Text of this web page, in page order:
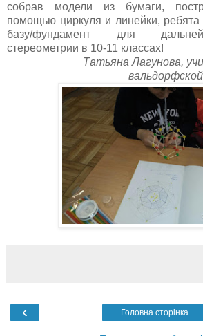
собрав модели из бумаги,
помощью циркуля и линейки,
базу/фундамент для
стереометрии в 10-11 классах!
Татьяна Лагунова,
‹ Головна сторінка